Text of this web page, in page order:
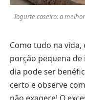
Iogurte caseiro: a
Como tudo na
porção pequena
dia pode ser
certo e observe
não exagere! O